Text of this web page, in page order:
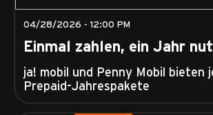
04/28/2026 - 12:00 PM
Einmal zahlen, ein Jahr
ja! mobil und Penny Mobil bieten
Prepaid-Jahrespakete